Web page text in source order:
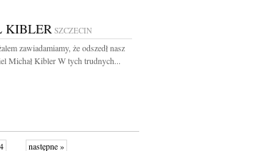
KIBLER SZCZECIN
zawiadamiamy, że odszedł nasz
Michał Kibler W tych trudnych...
następne »